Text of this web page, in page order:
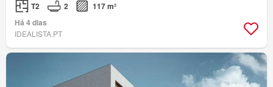
T2 2
117 m²
Há 4 dias
IDEALISTA.PT